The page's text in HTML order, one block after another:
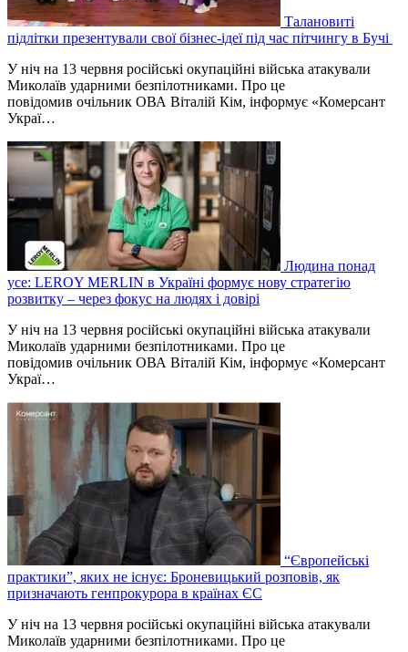
Талановиті
підлітки презентували свої бізнес-ідеї під час пітчингу в Бучі
У ніч на 13 червня російські окупаційні війська атакували
Миколаїв ударними безпілотниками. Про це
повідомив очільник ОВА Віталій Кім, інформує «Комерсант
Украї…
Людина понад
усе: LEROY MERLIN в Україні формує нову стратегію
розвитку – через фокус на людях і довірі
У ніч на 13 червня російські окупаційні війська атакували
Миколаїв ударними безпілотниками. Про це
повідомив очільник ОВА Віталій Кім, інформує «Комерсант
Украї…
“Європейські
практики”, яких не існує: Броневицький розповів, як
призначають генпрокурора в країнах ЄС
У ніч на 13 червня російські окупаційні війська атакували
Миколаїв ударними безпілотниками. Про це